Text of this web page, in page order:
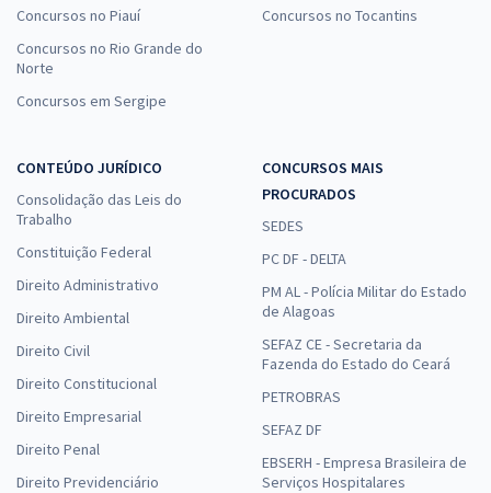
Concursos no Piauí
Concursos no Rio Grande do
Norte
Concursos em Sergipe
Concursos no Tocantins
CONTEÚDO JURÍDICO
Consolidação das Leis do
Trabalho
Constituição Federal
Direito Administrativo
Direito Ambiental
Direito Civil
Direito Constitucional
Direito Empresarial
Direito Penal
Direito Previdenciário
CONCURSOS MAIS
PROCURADOS
SEDES
PC DF - DELTA
PM AL - Polícia Militar do Estado
de Alagoas
SEFAZ CE - Secretaria da
Fazenda do Estado do Ceará
PETROBRAS
SEFAZ DF
EBSERH - Empresa Brasileira de
Serviços Hospitalares